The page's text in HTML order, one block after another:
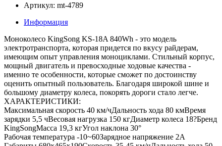
Артикул: mt-4789
Информация
Моноколесо KingSong KS-18A 840Wh - это модель
электротранспорта, которая придется по вкусу райдерам,
имеющим опыт управления моноциклами. Стильный корпус,
мощный двигатель и превосходные ходовые качества -
именно те особенности, которые сможет по достоинству
оценить опытный пользователь. Благодаря широкой шине и
большому диаметру колеса, покорять дороги стало легче.
ХАРАКТЕРИСТИКИ:
Максимальная скорость 40 км/чДальность хода 80 кмВремя
зарядки 5,5 чВесовая нагрузка 150 кгДиаметр колеса 18?Бренд
KingSongМасса 19,3 кгУгол наклона 30°
Рабочая температура -10~60Зарядное напряжение 2A